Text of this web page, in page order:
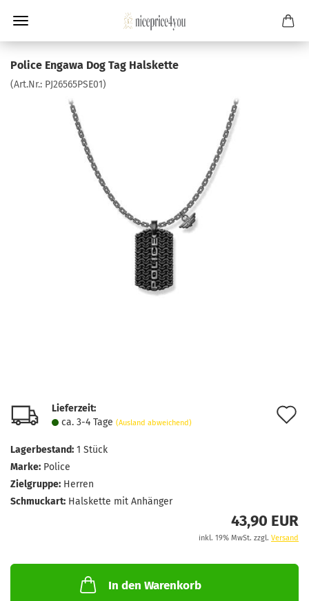
Police Engawa Dog Tag Halskette
(Art.Nr.: PJ26565PSE01)
Lieferzeit:
ca. 3-4 Tage (Ausland abweichend)
Lagerbestand: 1 Stück
Marke: Police
Zielgruppe: Herren
Schmuckart: Halskette mit Anhänger
43,90 EUR
inkl. 19% MwSt. zzgl. Versand
In den Warenkorb